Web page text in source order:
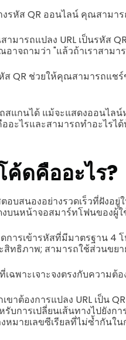
รหัส QR ออนไลน์ คุณสามา
ามารถแปลง URL เป็นรหัส
าจถามว่า "แล้วถ้าเราสามา
QR ช่วยให้คุณสามารถแช
สแกนได้ แม้จะแสดงออนไล
อะไรและสามารถทำอะไรได้
ค้ดคืออะไร?
อบสนองอย่างรวดเร็วที่ฝัง
บนหน้าจอสมาร์ทโฟนของผู้
การเข้ารหัสที่มีมาตรฐาน 4
ทธิภาพ; สามารถใช้ส่วนขย
เฉพาะเจาะจงตรงกับความต้
ขาต้องการแปลง URL เป็น
บการเปลี่ยนเส้นทางไปยังก
หมายเลขซีเรียลที่ไม่ซ้ำกันใน